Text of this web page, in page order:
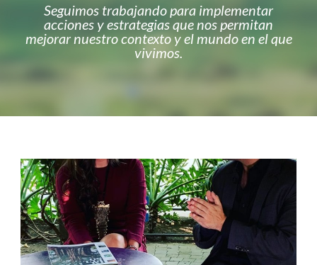
Seguimos trabajando para implementar
acciones y estrategias que nos permitan
mejorar nuestro contexto y el mundo en el que
vivimos.